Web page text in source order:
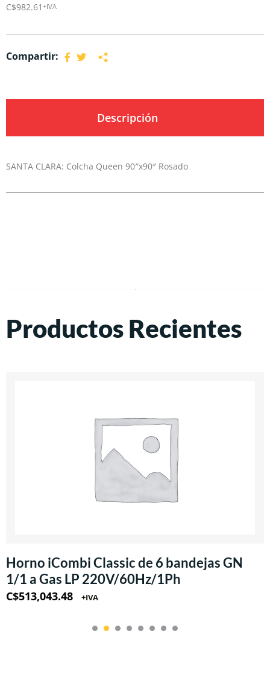
C$982.61 +IVA
Compartir:
Descripción
SANTA CLARA: Colcha Queen 90″x90″ Rosado
Productos Recientes
Horno iCombi Classic de 6 bandejas GN
1/1 a Gas LP 220V/60Hz/1Ph
C$513,043.48 +IVA